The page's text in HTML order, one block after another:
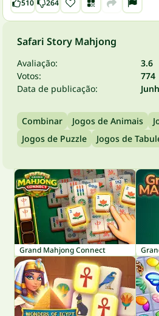
510 264
Safari Story Mahjong
Avaliação:
3.6
Votos:
774
Data de publicação:
Combinar Jogos de Animais
Jogos de Puzzle
Jogos de
Grand Mahjong Connect